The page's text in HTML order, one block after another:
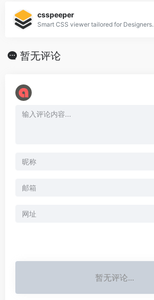
csspeeper
Smart CSS viewer tailored for Designers.
暂无评论
暂无评论...